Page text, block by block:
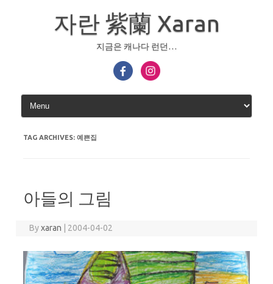
자란 紫蘭 Xaran
지금은 캐나다 런던…
TAG ARCHIVES: 예쁜집
아들의 그림
Byxaran 2004-04-02